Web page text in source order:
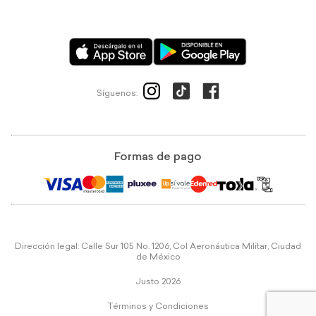
Síguenos:
Formas de pago
Dirección legal: Calle Sur 105 No. 1206, Col Aeronáutica Militar, Ciudad
de México
Justo 2026
Términos y Condiciones